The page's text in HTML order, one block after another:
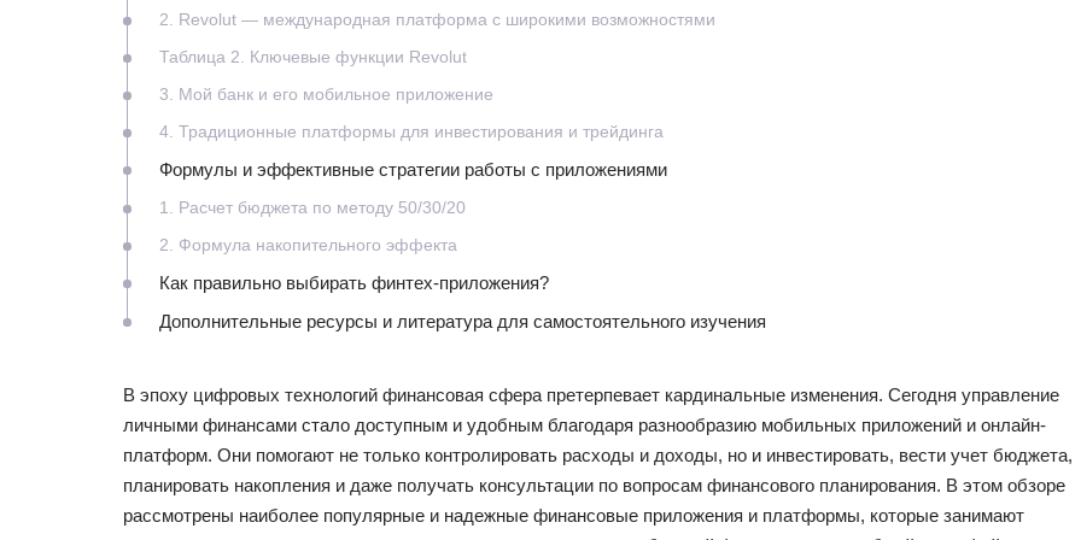
2. Revolut — международная платформа с широкими возможностями
Таблица 2. Ключевые функции Revolut
3. Мой банк и его мобильное приложение
4. Традиционные платформы для инвестирования и трейдинга
Формулы и эффективные стратегии работы с приложениями
1. Расчет бюджета по методу 50/30/20
2. Формула накопительного эффекта
Как правильно выбирать финтех-приложения?
Дополнительные ресурсы и литература для самостоятельного изучения
В эпоху цифровых технологий финансовая сфера претерпевает кардинальные изменения. Сегодня управление
личными финансами стало доступным и удобным благодаря разнообразию мобильных приложений и онлайн-
платформ. Они помогают не только контролировать расходы и доходы, но и инвестировать, вести учет бюджета,
планировать накопления и даже получать консультации по вопросам финансового планирования. В этом обзоре
рассмотрены наиболее популярные и надежные финансовые приложения и платформы, которые занимают